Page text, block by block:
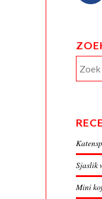
Sjaslik
Mini